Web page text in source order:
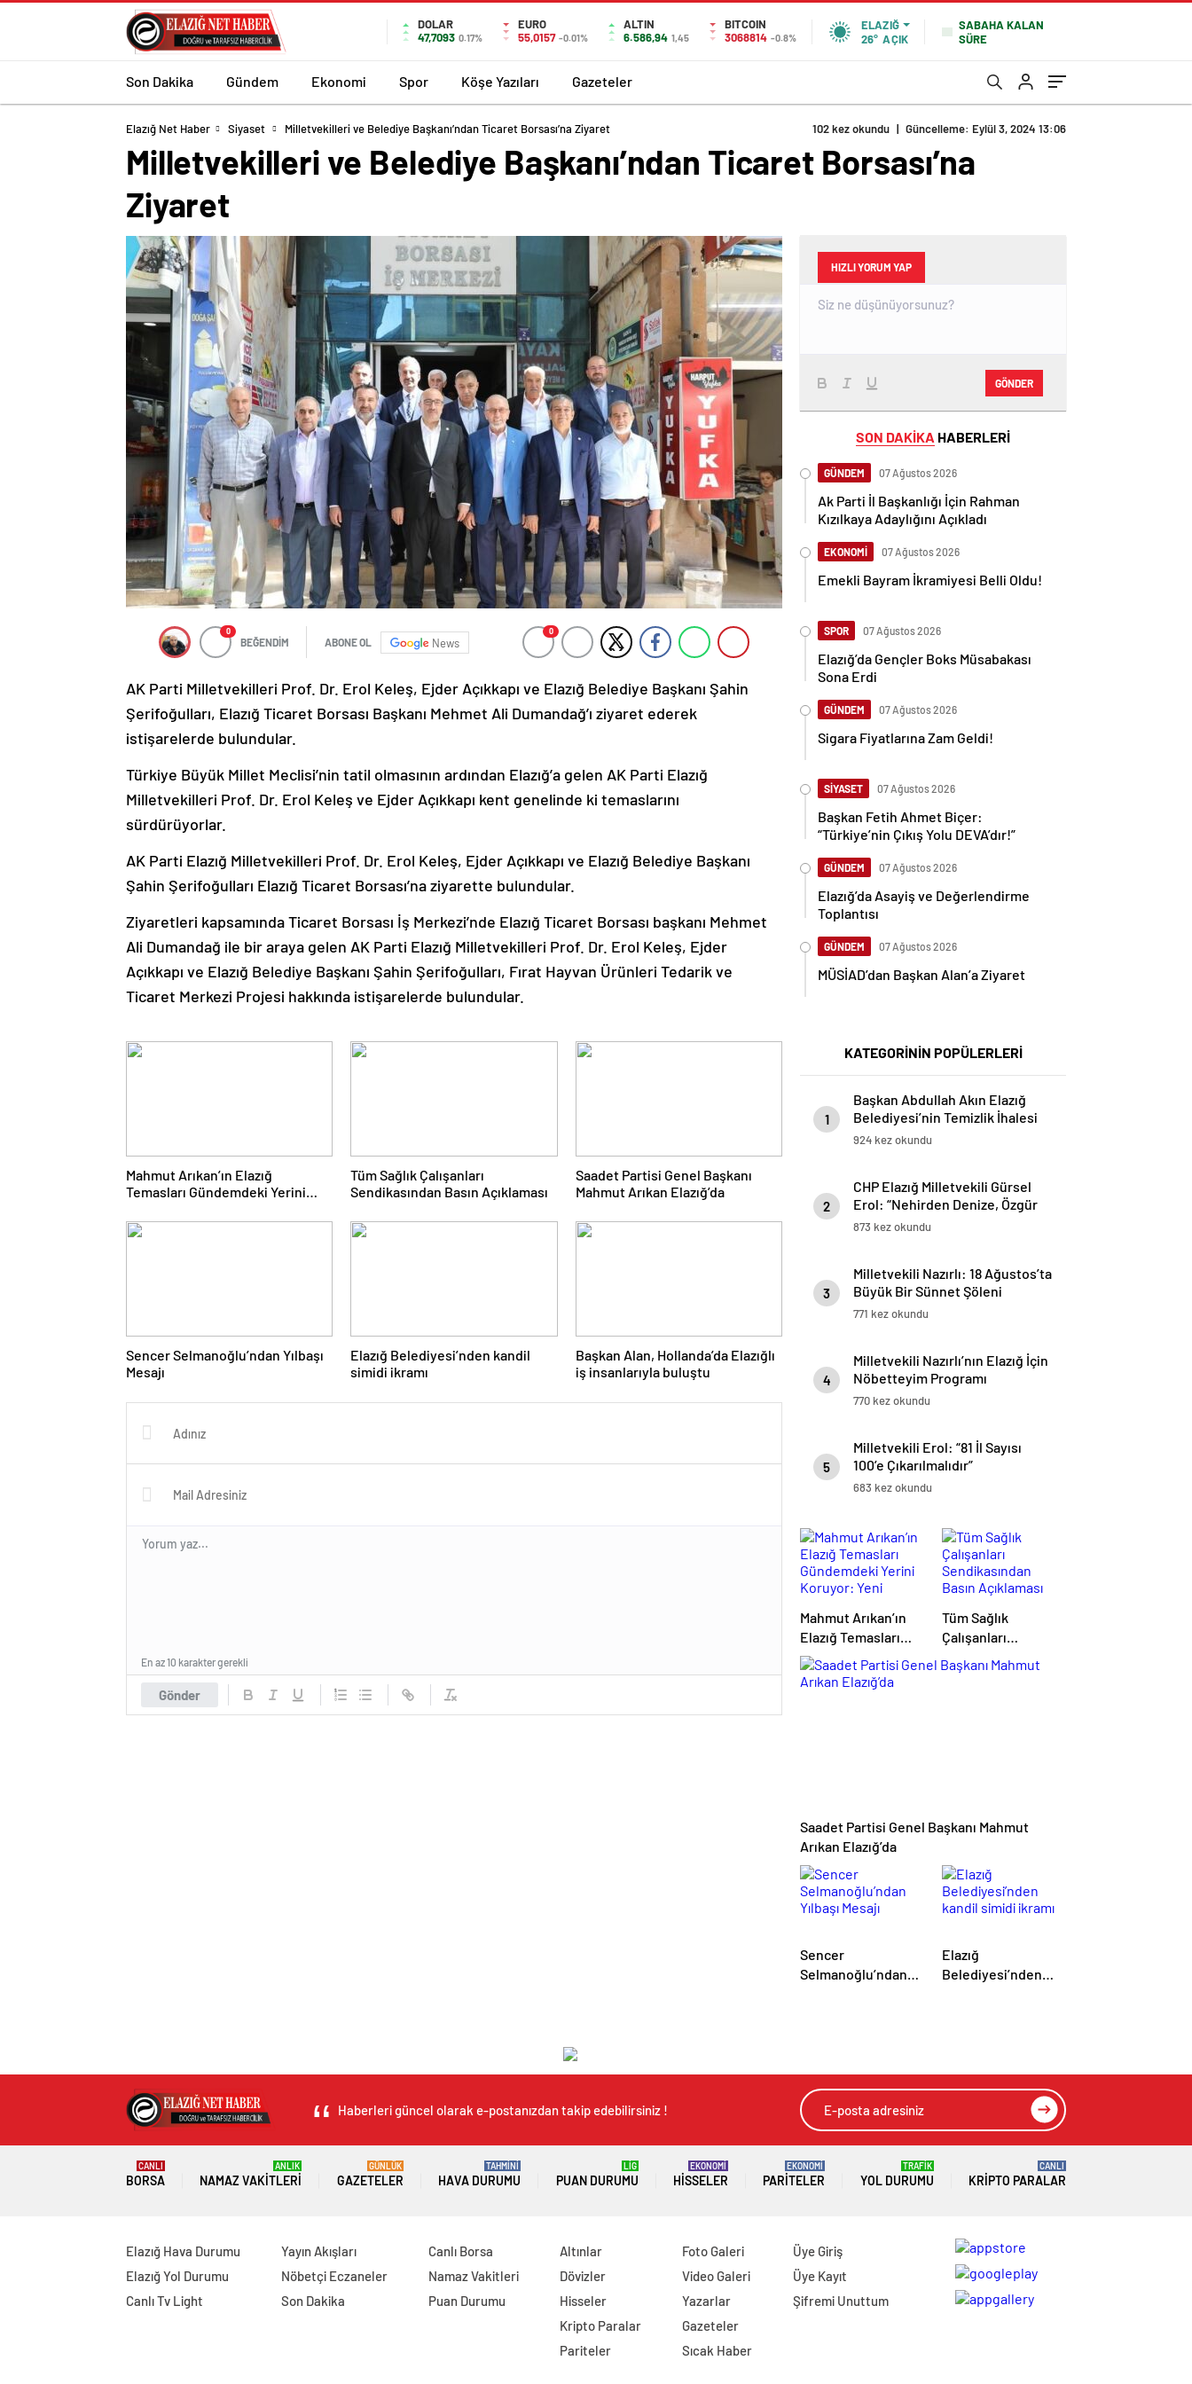
DOLAR
47,7093 0.17%
EURO
55,0157 -0.01%
ALTIN
6.586,94 1,45
BITCOIN
3068814 -0.8%
ELAZIĞ
26° AÇIK
SABAHA KALAN
SÜRE
Son Dakika Gündem Ekonomi Spor Köşe Yazıları Gazeteler
Elazığ Net Haber Siyaset Milletvekilleri ve Belediye Başkanı’ndan Ticaret Borsası’na Ziyaret 102 kez okundu | Güncelleme: Eylül 3, 2024 13:06
Milletvekilleri ve Belediye Başkanı’ndan Ticaret Borsası’na
Ziyaret
0
BEĞENDİM ABONE OL News
0
AK Parti Milletvekilleri Prof. Dr. Erol Keleş, Ejder Açıkkapı ve Elazığ Belediye Başkanı Şahin
Şerifoğulları, Elazığ Ticaret Borsası Başkanı Mehmet Ali Dumandağ’ı ziyaret ederek
istişarelerde bulundular.
Türkiye Büyük Millet Meclisi’nin tatil olmasının ardından Elazığ’a gelen AK Parti Elazığ
Milletvekilleri Prof. Dr. Erol Keleş ve Ejder Açıkkapı kent genelinde ki temaslarını
sürdürüyorlar.
AK Parti Elazığ Milletvekilleri Prof. Dr. Erol Keleş, Ejder Açıkkapı ve Elazığ Belediye Başkanı
Şahin Şerifoğulları Elazığ Ticaret Borsası’na ziyarette bulundular.
Ziyaretleri kapsamında Ticaret Borsası İş Merkezi’nde Elazığ Ticaret Borsası başkanı Mehmet
Ali Dumandağ ile bir araya gelen AK Parti Elazığ Milletvekilleri Prof. Dr. Erol Keleş, Ejder
Açıkkapı ve Elazığ Belediye Başkanı Şahin Şerifoğulları, Fırat Hayvan Ürünleri Tedarik ve
Ticaret Merkezi Projesi hakkında istişarelerde bulundular.
Mahmut Arıkan’ın Elazığ
Temasları Gündemdeki Yerini
Paylaşılmaya Devam Ediliyor
Tüm Sağlık Çalışanları
Sendikasından Basın Açıklaması
Saadet Partisi Genel Başkanı
Mahmut Arıkan Elazığ’da
Sencer Selmanoğlu’ndan Yılbaşı
Mesajı
Elazığ Belediyesi’nden kandil
simidi ikramı
Başkan Alan, Hollanda’da Elazığlı
iş insanlarıyla buluştu
Gönder
En az 10 karakter gerekli
HIZLI YORUM YAP
GÖNDER
SON DAKİKA HABERLERİ
GÜNDEM 07 Ağustos 2026
Ak Parti İl Başkanlığı İçin Rahman
Kızılkaya Adaylığını Açıkladı
EKONOMİ 07 Ağustos 2026
Emekli Bayram İkramiyesi Belli Oldu!
SPOR 07 Ağustos 2026
Elazığ’da Gençler Boks Müsabakası
Sona Erdi
GÜNDEM 07 Ağustos 2026
Sigara Fiyatlarına Zam Geldi!
SİYASET 07 Ağustos 2026
Başkan Fetih Ahmet Biçer:
“Türkiye’nin Çıkış Yolu DEVA’dır!”
GÜNDEM 07 Ağustos 2026
Elazığ’da Asayiş ve Değerlendirme
Toplantısı
GÜNDEM 07 Ağustos 2026
MÜSİAD’dan Başkan Alan’a Ziyaret
KATEGORİNİN POPÜLERLERİ
1
Başkan Abdullah Akın Elazığ
Belediyesi’nin Temizlik İhalesi
Hakkında Suç Duyurusunda
924 kez okundu
2
CHP Elazığ Milletvekili Gürsel
Erol: “Nehirden Denize, Özgür
Filistin”
873 kez okundu
3
Milletvekili Nazırlı: 18 Ağustos’ta
Büyük Bir Sünnet Şöleni
Düzenleyeceğiz
771 kez okundu
4
Milletvekili Nazırlı’nın Elazığ İçin
Nöbetteyim Programı
770 kez okundu
5
Milletvekili Erol: “81 İl Sayısı
100’e Çıkarılmalıdır”
683 kez okundu
Mahmut Arıkan’ın
Elazığ Temasları
Gündemdeki Yerini
Koruyor: Yeni
Tüm Sağlık
Çalışanları
Sendikasından
Basın Açıklaması
Saadet Partisi Genel Başkanı Mahmut
Arıkan Elazığ’da
Sencer
Selmanoğlu’ndan
Elazığ
Belediyesi’nden
Haberleri güncel olarak e-postanızdan takip edebilirsiniz !
BORSA
CANLI
NAMAZ VAKITLERI
ANLIK
GAZETELER
GÜNLÜK
HAVA DURUMU
TAHMİNİ
PUAN DURUMU
LİG
HISSELER
EKONOMİ
PARITELER
EKONOMİ
YOL DURUMU
TRAFİK
KRIPTO PARALAR
CANLI
Elazığ Hava Durumu
Elazığ Yol Durumu
Canlı Tv Light
Yayın Akışları
Nöbetçi Eczaneler
Son Dakika
Canlı Borsa
Namaz Vakitleri
Puan Durumu
Altınlar
Dövizler
Hisseler
Kripto Paralar
Pariteler
Foto Galeri
Video Galeri
Yazarlar
Gazeteler
Sıcak Haber
Üye Giriş
Üye Kayıt
Şifremi Unuttum